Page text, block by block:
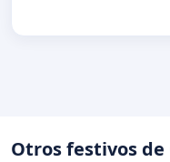
Otros festivos de